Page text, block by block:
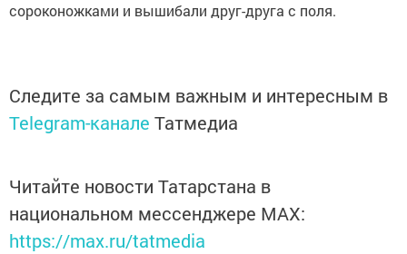
сороконожками и вышибали друг-друга с поля.
Следите за самым важным и интересным в
Telegram-канале Татмедиа
Читайте новости Татарстана в
национальном мессенджере MАХ:
https://max.ru/tatmedia